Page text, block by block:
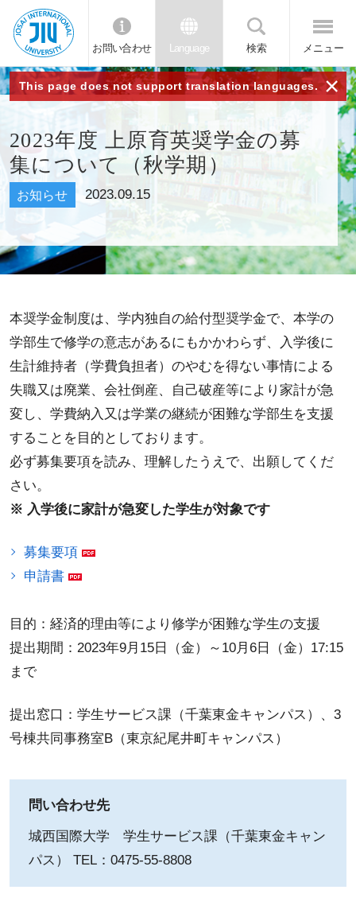
JIU 城西国
際大学
お問い合わせ Language 検索 メニュー
This page does not support translation languages. ×
2023年度 上原育英奨学金の募
集について（秋学期）
お知らせ 2023.09.15
本奨学金制度は、学内独自の給付型奨学金で、本学の
学部生で修学の意志があるにもかかわらず、入学後に
生計維持者（学費負担者）のやむを得ない事情による
失職又は廃業、会社倒産、自己破産等により家計が急
変し、学費納入又は学業の継続が困難な学部生を支援
することを目的としております。
必ず募集要項を読み、理解したうえで、出願してくだ
さい。
※ 入学後に家計が急変した学生が対象です
募集要項
申請書
目的：経済的理由等により修学が困難な学生の支援
提出期間：2023年9月15日（金）～10月6日（金）17:15
まで
提出窓口：学生サービス課（千葉東金キャンパス）、3
号棟共同事務室B（東京紀尾井町キャンパス）
問い合わせ先
城西国際大学 学生サービス課（千葉東金キャン
パス） TEL：0475-55-8808